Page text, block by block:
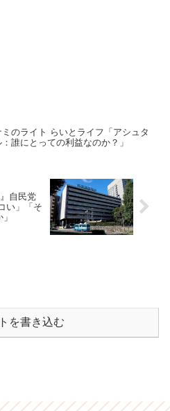
ミのライト らいとライフ「アシュタ
：誰にとっての利益なのか？」
自民党
い」「そ
を書き込む